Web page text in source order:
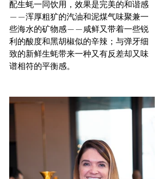
配生蚝一同饮用，效果是完美的和谐感
——浑厚粗犷的汽油和泥煤气味聚兼一
些海水的矿物感——咸鲜又带着一些锐
利的酸度和黑胡椒似的辛辣；与弹牙细
致的新鲜生蚝带来一种又有反差却又味
谱相符的平衡感。